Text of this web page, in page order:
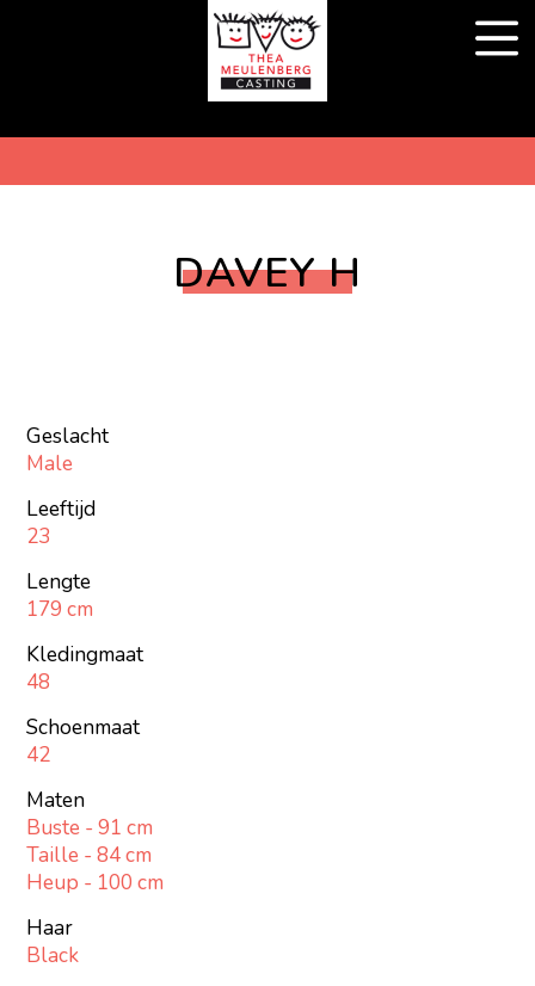
DAVEY H
Geslacht
Male
Leeftijd
23
Lengte
179 cm
Kledingmaat
48
Schoenmaat
42
Maten
Buste - 91 cm
Taille - 84 cm
Heup - 100 cm
Haar
Black